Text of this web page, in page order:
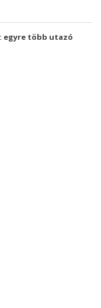
egyre több utazó